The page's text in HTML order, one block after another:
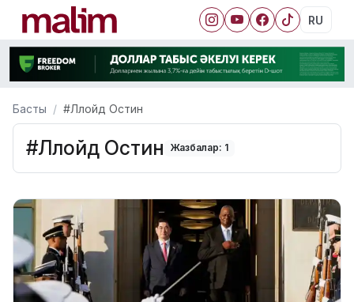
RU
Басты #Ллойд Остин
#Ллойд Остин Жазбалар: 1